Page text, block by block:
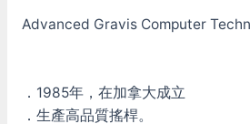
Advanced Gravis Computer
．1985年，在加拿大成立
．生產高品質搖桿。